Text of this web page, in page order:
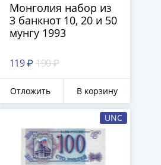
Монголия набор из
3 банкнот 10, 20 и 50
мунгу 1993
119 ₽ 190 ₽
Отложить В корзину
UNC